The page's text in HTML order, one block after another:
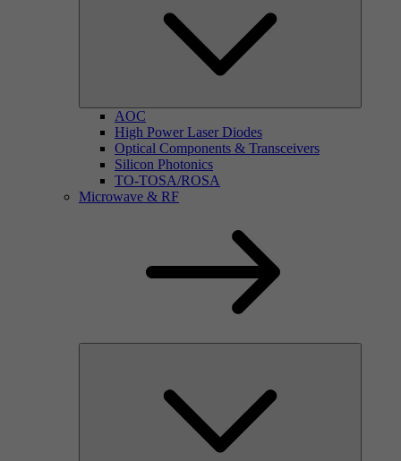
AOC
High Power Laser Diodes
Optical Components & Transceivers
Silicon Photonics
TO-TOSA/ROSA
Microwave & RF